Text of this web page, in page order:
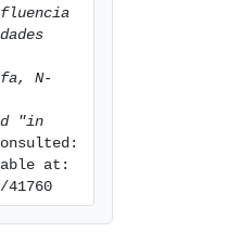
N-
"in
at: